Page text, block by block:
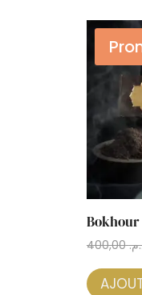
Bokhour
400,00